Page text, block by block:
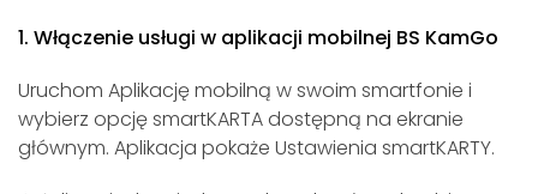
1. Włączenie usługi w aplikacji mobilnej BS KamGo
Uruchom Aplikację mobilną w swoim smartfonie i
wybierz opcję smartKARTA dostępną na ekranie
głównym. Aplikacja pokaże Ustawienia smartKARTY.